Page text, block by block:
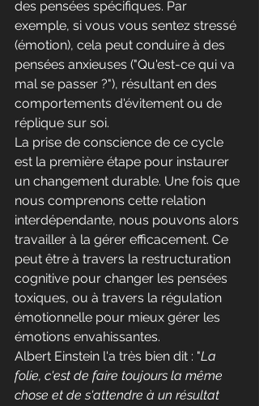
des pensées spécifiques. Par
exemple, si vous vous sentez stressé
(émotion), cela peut conduire à des
pensées anxieuses ("Qu'est-ce qui va
mal se passer ?"), résultant en des
comportements d'évitement ou de
réplique sur soi.
La prise de conscience de ce cycle
est la première étape pour instaurer
un changement durable. Une fois que
nous comprenons cette relation
interdépendante, nous pouvons alors
travailler à la gérer efficacement. Ce
peut être à travers la restructuration
cognitive pour changer les pensées
toxiques, ou à travers la régulation
émotionnelle pour mieux gérer les
émotions envahissantes.
Albert Einstein l'a très bien dit : "La
folie, c'est de faire toujours la même
chose et de s'attendre à un résultat